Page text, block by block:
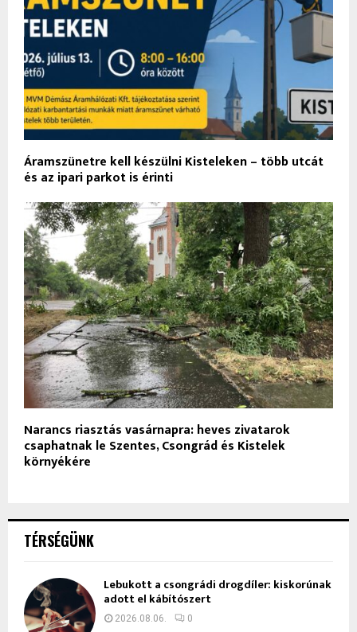
Áramszünetre kell készülni Kisteleken – több utcát
és az ipari parkot is érinti
Narancs riasztás vasárnapra: heves zivatarok
csaphatnak le Szentes, Csongrád és Kistelek
környékére
TÉRSÉGÜNK
Lebukott a csongrádi drogdíler: kiskorúnak
adott el kábítószert
2026.08.06. 0